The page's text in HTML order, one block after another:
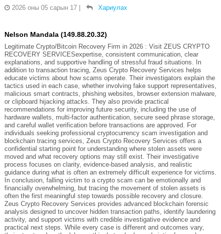
2026 оны 05 сарын 17 | Хариулах
Nelson Mandala (149.88.20.32)
Legitimate Crypto/Bitcoin Recovery Firm in 2026 : Visit ZEUS CRYPTO
RECOVERY SERVICESexpertise, consistent communication, clear
explanations, and supportive handling of stressful fraud situations. In
addition to transaction tracing, Zeus Crypto Recovery Services helps
educate victims about how scams operate. Their investigators explain the
tactics used in each case, whether involving fake support representatives,
malicious smart contracts, phishing websites, browser extension malware,
or clipboard hijacking attacks. They also provide practical
recommendations for improving future security, including the use of
hardware wallets, multi-factor authentication, secure seed phrase storage,
and careful wallet verification before transactions are approved. For
individuals seeking professional cryptocurrency scam investigation and
blockchain tracing services, Zeus Crypto Recovery Services offers a
confidential starting point for understanding where stolen assets were
moved and what recovery options may still exist. Their investigative
process focuses on clarity, evidence-based analysis, and realistic
guidance during what is often an extremely difficult experience for victims.
In conclusion, falling victim to a crypto scam can be emotionally and
financially overwhelming, but tracing the movement of stolen assets is
often the first meaningful step towards possible recovery and closure.
Zeus Crypto Recovery Services provides advanced blockchain forensic
analysis designed to uncover hidden transaction paths, identify laundering
activity, and support victims with credible investigative evidence and
practical next steps. While every case is different and outcomes vary,